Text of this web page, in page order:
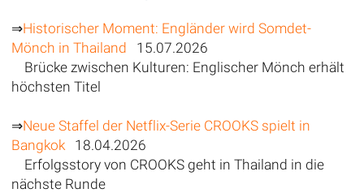
⇒Historischer Moment: Engländer wird Somdet-
Mönch in Thailand 15.07.2026
Brücke zwischen Kulturen: Englischer Mönch erhält
höchsten Titel
⇒Neue Staffel der Netflix-Serie CROOKS spielt in
Bangkok18.04.2026
Erfolgsstory von CROOKS geht in Thailand in die
nächste Runde